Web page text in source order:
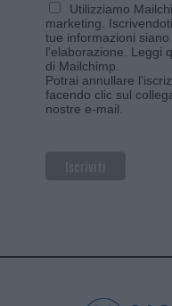
Utilizziamo
marketing.
tue informazioni
l'elaborazione. Leggi
di Mailchimp
Potrai annullare
facendo clic sul
nostre e-mail.